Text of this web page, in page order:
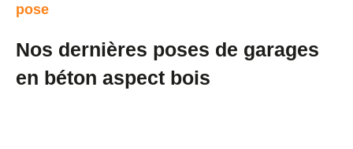
pose
Nos dernières poses de garages
en béton aspect bois